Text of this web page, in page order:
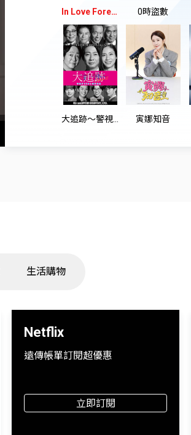
In Love Forever 繪夢婚禮 0時盜數
大追跡〜警視廳SSBC重案组〜 第二季 寅娜知音
生活購物
Netflix
遠傳帳單訂閱超優惠
立即訂閱